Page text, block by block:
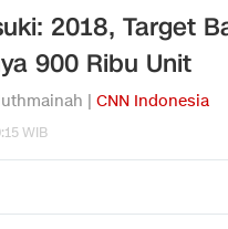
2018, Target
900 Ribu Unit
| CNN Indonesia
WIB